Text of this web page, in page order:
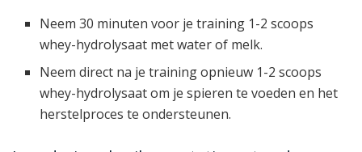
Neem 30 minuten voor je training 1-2 scoops
whey-hydrolysaat met water of melk.
Neem direct na je training opnieuw 1-2 scoops
whey-hydrolysaat om je spieren te voeden en het
herstelproces te ondersteunen.